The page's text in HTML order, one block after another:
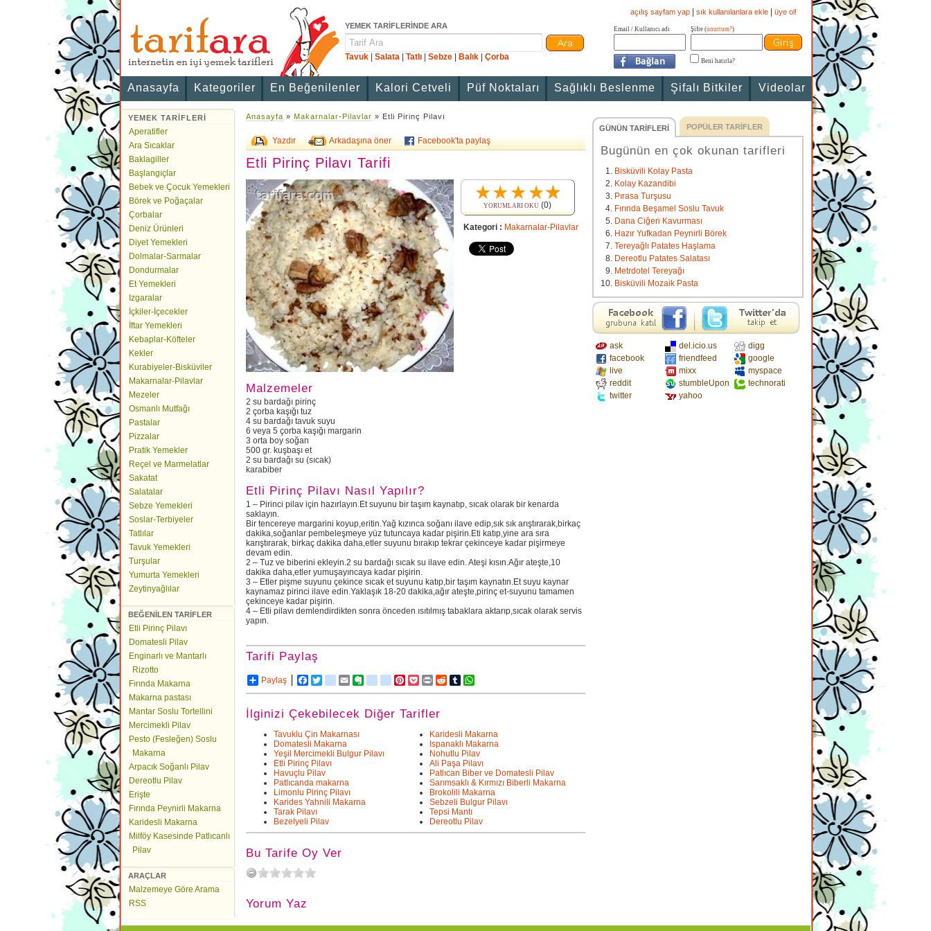
YEMEK TARİFLERİNDE ARA
Tavuk| Salata| Tatlı| Sebze| Balık| Çorba
açılış sayfam yap| sık kullanılanlara ekle| üye ol!
Email / Kullanıcı adı Şifre (unuttum?)
Beni hatırla?
Anasayfa Kategoriler En Beğenilenler Kalori Cetveli Püf Noktaları Sağlıklı Beslenme Şifalı Bitkiler Videolar
YEMEK TARİFLERİ
Aperatifler
Ara Sıcaklar
Baklagiller
Başlangıçlar
Bebek ve Çocuk Yemekleri
Börek ve Poğaçalar
Çorbalar
Deniz Ürünleri
Diyet Yemekleri
Dolmalar-Sarmalar
Dondurmalar
Et Yemekleri
Izgaralar
İçkiler-İçecekler
İftar Yemekleri
Kebaplar-Köfteler
Kekler
Kurabiyeler-Bisküviler
Makarnalar-Pilavlar
Mezeler
Osmanlı Mutfağı
Pastalar
Pizzalar
Pratik Yemekler
Reçel ve Marmelatlar
Sakatat
Salatalar
Sebze Yemekleri
Soslar-Terbiyeler
Tatlılar
Tavuk Yemekleri
Turşular
Yumurta Yemekleri
Zeytinyağlılar
BEĞENİLEN TARİFLER
Etli Pirinç Pilavı
Domatesli Pilav
Enginarlı ve Mantarlı
Rizotto
Fırında Makarna
Makarna pastası
Mantar Soslu Tortellini
Mercimekli Pilav
Pesto (Fesleğen) Soslu
Makarna
Arpacık Soğanlı Pilav
Dereotlu Pilav
Erişte
Fırında Peynirli Makarna
Karidesli Makarna
Milföy Kasesinde Patlıcanlı
Pilav
ARAÇLAR
Malzemeye Göre Arama
RSS
Anasayfa » Makarnalar-Pilavlar » Etli Pirinç Pilavı
Yazdır Arkadaşına öner Facebook'ta paylaş
Etli Pirinç Pilavı Tarifi
YORUMLARI OKU (0)
Kategori : Makarnalar-Pilavlar
Malzemeler
2 su bardağı pirinç
2 çorba kaşığı tuz
4 su bardağı tavuk suyu
6 veya 5 çorba kaşığı margarin
3 orta boy soğan
500 gr. kuşbaşı et
2 su bardağı su (sıcak)
karabiber
Etli Pirinç Pilavı Nasıl Yapılır?
1 – Pirinci pilav için hazırlayın.Et suyunu bir taşım kaynatıp, sıcak olarak bir kenarda
saklayın.
Bir tencereye margarini koyup,eritin.Yağ kızınca soğanı ilave edip,sık sık arıştırarak,birkaç
dakika,soğanlar pembeleşmeye yüz tutuncaya kadar pişirin.Eti katıp,yine ara sıra
karıştırarak, birkaç dakika daha,etler suyunu bırakıp tekrar çekinceye kadar pişirmeye
devam edin.
2 – Tuz ve biberini ekleyin.2 su bardağı sıcak su ilave edin. Ateşi kısın.Ağır ateşte,10
dakika daha,etler yumuşayıncaya kadar pişirin.
3 – Etler pişme suyunu çekince sıcak et suyunu katıp,bir taşım kaynatın.Et suyu kaynar
kaynamaz pirinci ilave edin.Yaklaşık 18-20 dakika,ağır ateşte,pirinç et-suyunu tamamen
çekinceye kadar pişirin.
4 – Etli pilavı demlendirdikten sonra önceden ısıtılmış tabaklara aktarıp,sıcak olarak servis
yapın.
Tarifi Paylaş
Paylaş Facebook
Twitterdelicious
Email Evernotefriendfeed
google_bookmarks
Pinterest
Pocket
Print RedditTumblr
İlginizi Çekebilecek Diğer Tarifler
Tavuklu Çin Makarnası
Karidesli Makarna
Domatesli Makarna
Ispanaklı Makarna
Yeşil Mercimekli Bulgur Pilavı
Nohutlu Pilav
Etli Pirinç Pilavı
Ali Paşa Pilavı
Havuçlu Pilav
Patlıcan Biber ve Domatesli Pilav
Patlıcanda makarna
Sarımsaklı & Kırmızı Biberli Makarna
Limonlu Pirinç Pilavı
Brokolili Makarna
Karides Yahnili Makarna
Sebzeli Bulgur Pilavı
Tarak Pilavı
Tepsi Mantı
Bezelyeli Pilav
Dereotlu Pilav
Bu Tarife Oy Ver
Yorum Yaz
GÜNÜN TARİFLERİ POPÜLER TARİFLER
Bugünün en çok okunan tarifleri
Bisküvili Kolay Pasta
Kolay Kazandibi
Pırasa Turşusu
Fırında Beşamel Soslu Tavuk
Dana Ciğeri Kavurması
Hazır Yufkadan Peynirli Börek
Tereyağlı Patates Haşlama
Dereotlu Patates Salatası
Metrdotel Tereyağı
Bisküvili Mozaik Pasta
ask del.icio.us
digg
facebook
friendfeed
google
live
mixx
myspace
reddit
stumbleUpon
technorati
twitter
yahoo